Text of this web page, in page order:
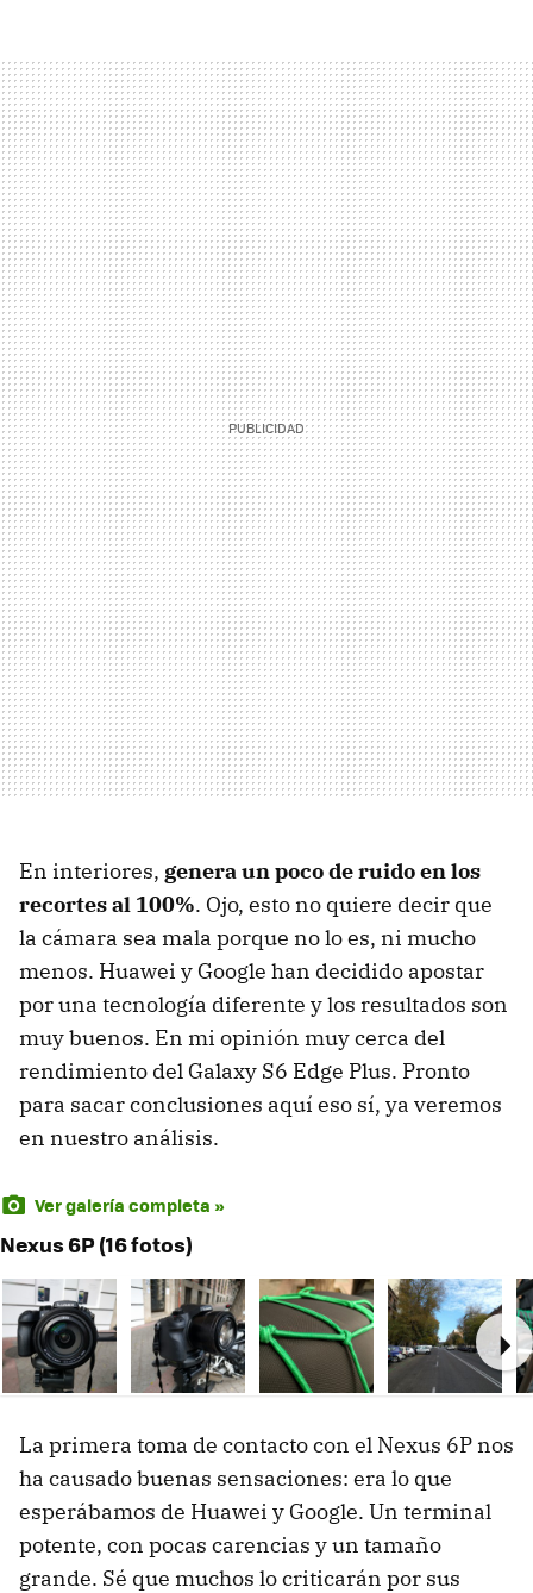
En interiores, genera un poco de ruido en los
recortes al 100%. Ojo, esto no quiere decir que
la cámara sea mala porque no lo es, ni mucho
menos. Huawei y Google han decidido apostar
por una tecnología diferente y los resultados son
muy buenos. En mi opinión muy cerca del
rendimiento del Galaxy S6 Edge Plus. Pronto
para sacar conclusiones aquí eso sí, ya veremos
en nuestro análisis.
Ver galería completa »
Nexus 6P (16 fotos)
La primera toma de contacto con el Nexus 6P nos
ha causado buenas sensaciones: era lo que
esperábamos de Huawei y Google. Un terminal
potente, con pocas carencias y un tamaño
grande. Sé que muchos lo criticarán por sus